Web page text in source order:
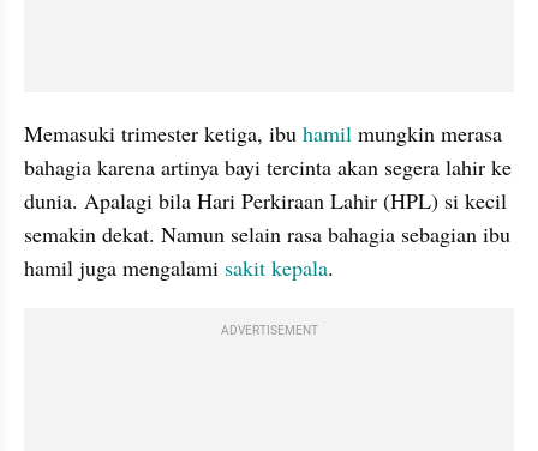
Memasuki trimester ketiga, ibu hamil mungkin merasa
bahagia karena artinya bayi tercinta akan segera lahir ke
dunia. Apalagi bila Hari Perkiraan Lahir (HPL) si kecil
semakin dekat. Namun selain rasa bahagia sebagian ibu
hamil juga mengalami sakit kepala.
ADVERTISEMENT